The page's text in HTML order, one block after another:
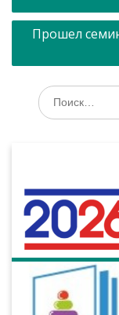
записям
Прошел
Искать: